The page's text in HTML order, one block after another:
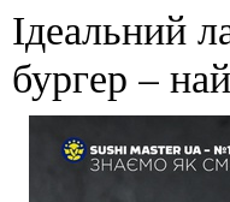
Ідеальний
бургер –